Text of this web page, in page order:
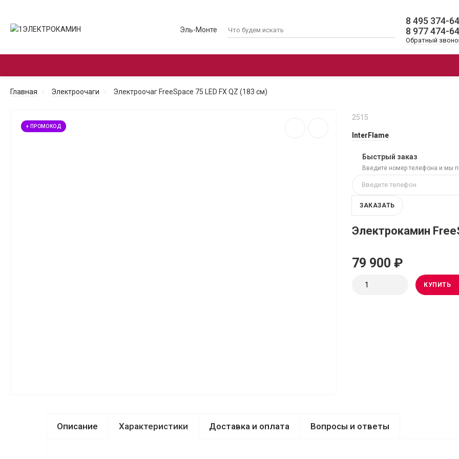
8 495 374-
8 977 474-
Обратный
Эль-Монте
Главная Электроочаги Электроочаг FreeSpace 75 LED FX QZ (183 см)
+ ПРОМОКОД
2515
InterFlame
Быстрый заказ
Введите номер телефона и мы
ЗАКАЗАТЬ
Электрокамин
79 900 ₽
КУПИТЬ
Описание Характеристики Доставка и оплата Вопросы и ответы